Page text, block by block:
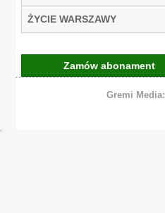
ŻYCIE WARSZAWY
Zamów abonament
Gremi Media: